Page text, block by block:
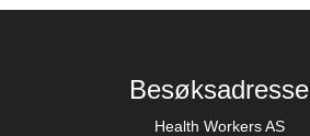
Besøksadresse
Health Workers AS